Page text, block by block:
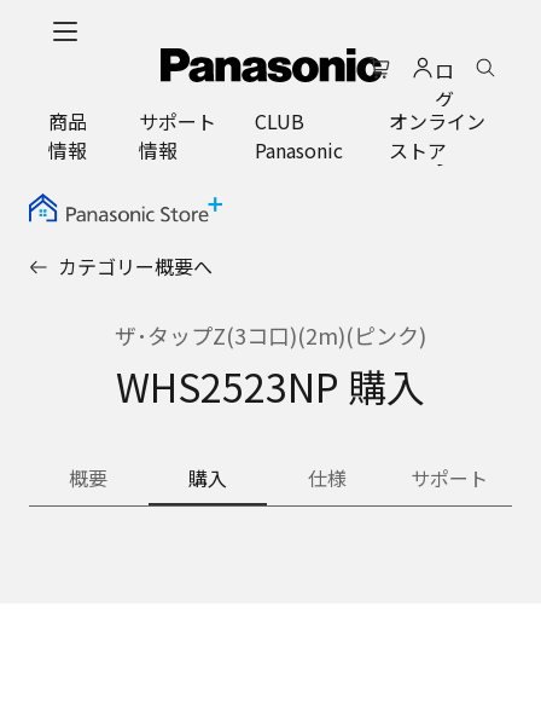
ロ
グ
イ
ン
商品
情報
サポート
情報
CLUB
Panasonic
オンライン
ストア
カテゴリー概要へ
ザ･タップZ(3コ口)(2m)(ピンク)
WHS2523NP 購入
概要 購入 仕様 サポート